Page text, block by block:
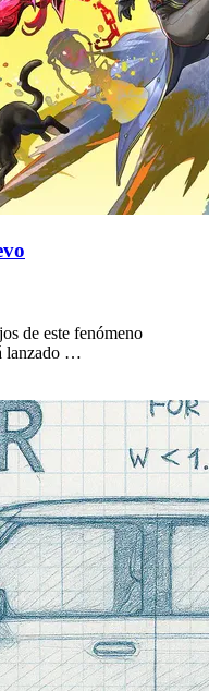
de este fenómeno
lanzado …